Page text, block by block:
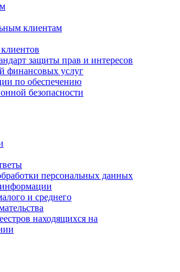
клиентам
защиты прав и интересов
финансовых услуг
по обеспечению
безопасности
персональных данных
и среднего
находящихся на